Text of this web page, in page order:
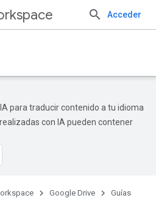
Acceder
para traducir contenido a tu idioma
con IA pueden contener
Google Drive Guías